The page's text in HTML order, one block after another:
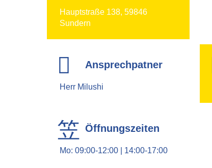
Hauptstraße 138, 59846
Sundern
Ansprechpatner
Herr Milushi
Öffnungszeiten
Mo: 09:00-12:00 | 14:00-17:00